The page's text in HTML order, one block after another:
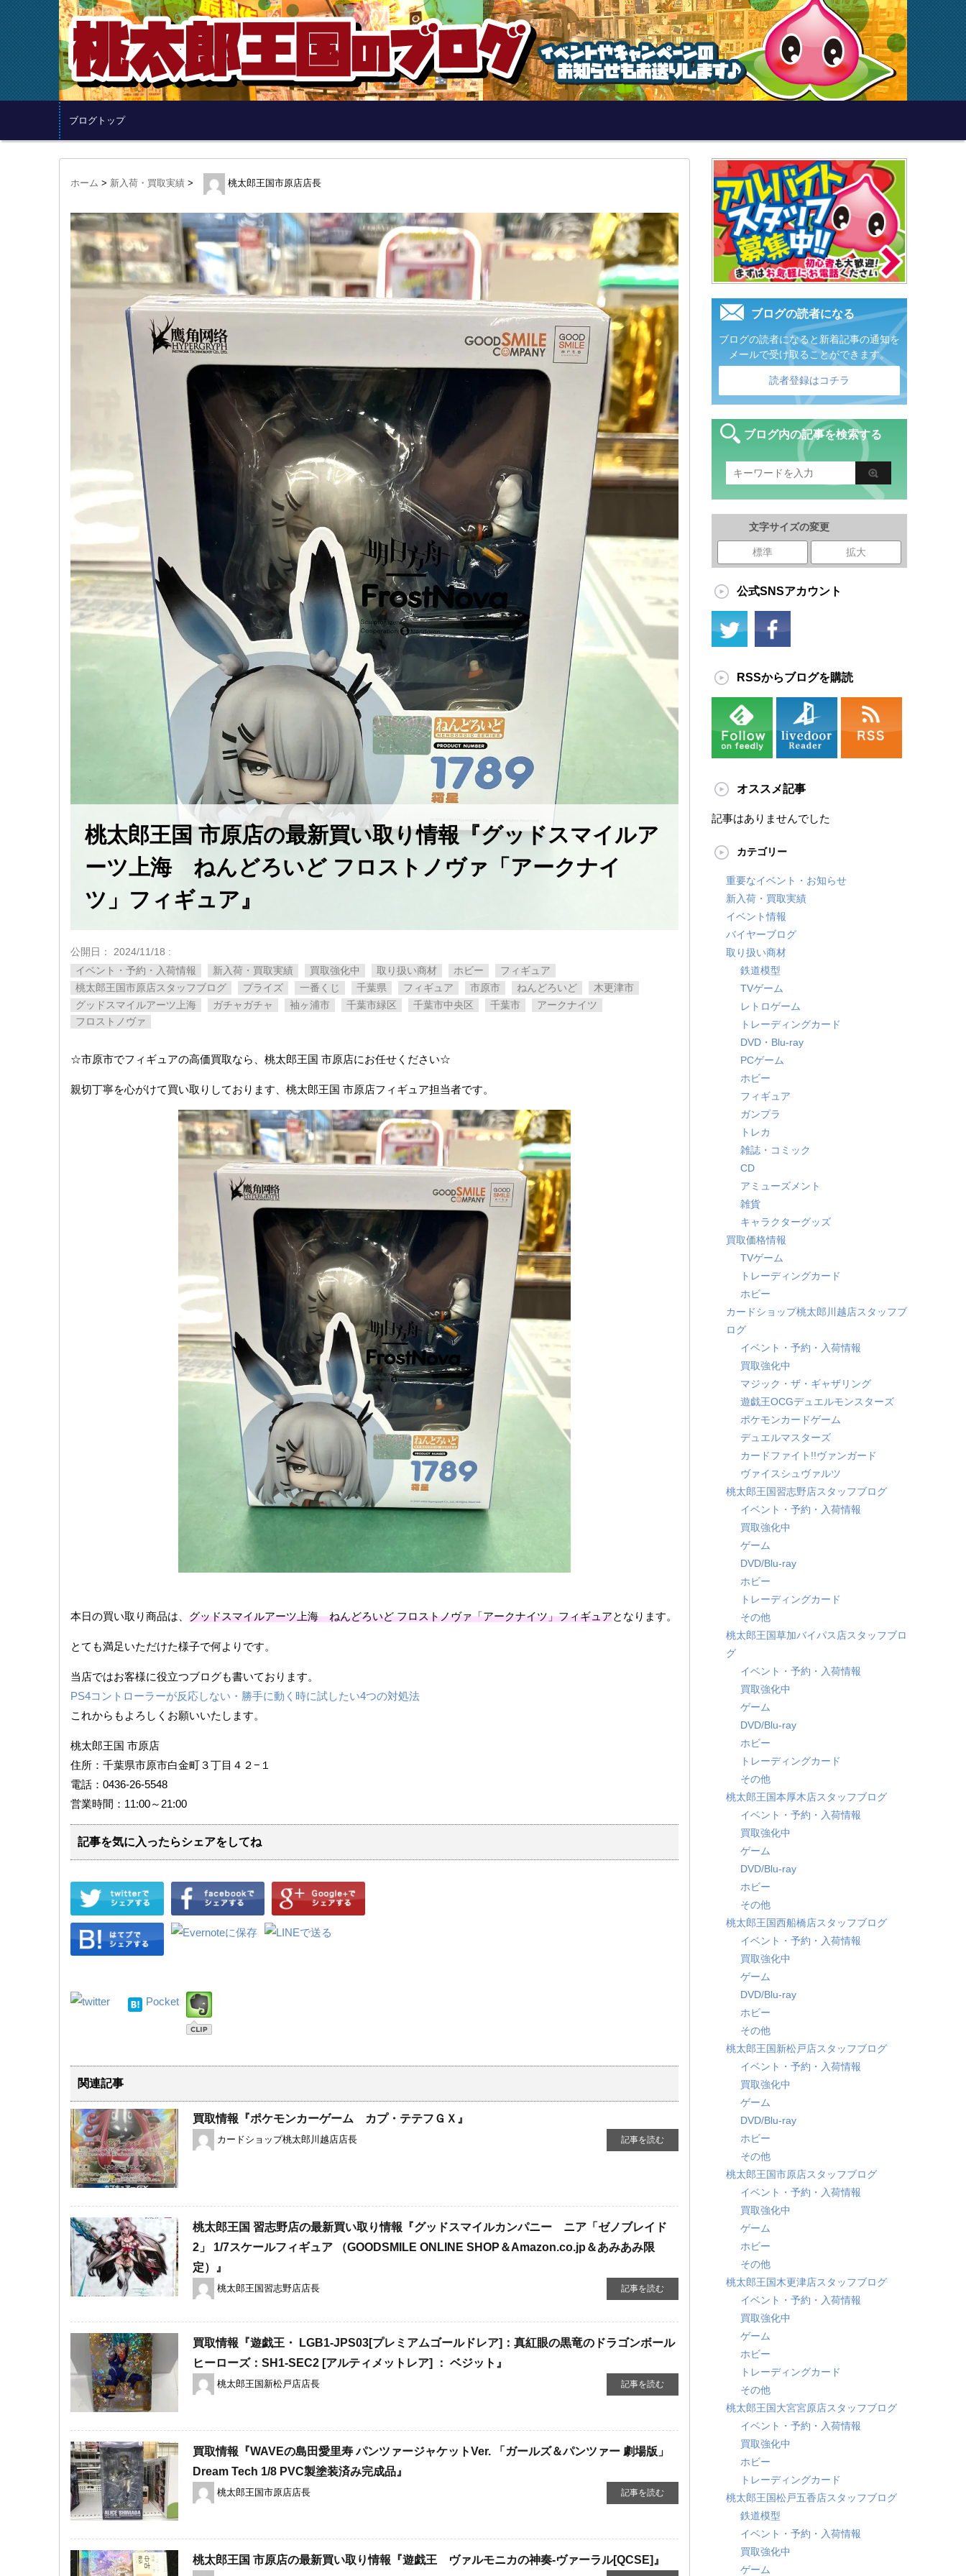
ブログトップ
ホーム > 新入荷・買取実績 > 桃太郎王国市原店店長
桃太郎王国 市原店の最新買い取り情報『グッドスマイルア
ーツ上海 ねんどろいど フロストノヴァ「アークナイ
ツ」フィギュア』
公開日： 2024/11/18 :
イベント・予約・入荷情報
新入荷・買取実績 買取強化中 取り扱い商材 ホビー
フィギュア
桃太郎王国市原店スタッフブログ
プライズ 一番くじ 千葉県 フィギュア 市原市 ねんどろいど
木更津市
グッドスマイルアーツ上海
ガチャガチャ 袖ヶ浦市 千葉市緑区 千葉市中央区 千葉市
アークナイツ
フロストノヴァ
☆市原市でフィギュアの高価買取なら、桃太郎王国 市原店にお任せください☆
親切丁寧を心がけて買い取りしております、桃太郎王国 市原店フィギュア担当者です。
本日の買い取り商品は、 グッドスマイルアーツ上海 ねんどろいど フロストノヴァ「アークナイツ」フィギュアとなります。
とても満足いただけた様子で何よりです。
当店ではお客様に役立つブログも書いております。
PS4コントローラーが反応しない・勝手に動く時に試したい4つの対処法
これからもよろしくお願いいたします。
桃太郎王国 市原店
住所：千葉県市原市白金町３丁目４２−１
電話：0436-26-5548
営業時間：11:00～21:00
記事を気に入ったらシェアをしてね
Pocket
関連記事
買取情報『ポケモンカーゲーム カプ・テテフＧＸ』
カードショップ桃太郎川越店店長 記事を読む
桃太郎王国 習志野店の最新買い取り情報『グッドスマイルカンパニー ニア「ゼノブレイド
2」 ​1/7スケールフィギュア （​GOODSMILE ​ONLINE ​SHOP＆Amazon.co.jp＆あみあみ限
定）』
桃太郎王国習志野店店長 記事を読む
買取情報『遊戯王・ LGB1-JPS03[プレミアムゴールドレア]：真紅眼の黒竜のドラゴンボール
ヒーローズ：SH1-SEC2 [アルティメットレア] ： ベジット』
桃太郎王国新松戸店店長 記事を読む
買取情報『WAVEの島田愛里寿 ​パンツァージャケットVer. ​「ガールズ＆パンツァー ​劇場版」 ​
Dream ​Tech ​1/8 ​PVC製塗装済み完成品』
桃太郎王国市原店店長 記事を読む
桃太郎王国 市原店の最新買い取り情報『遊戯王 ヴァルモニカの神奏-ヴァーラル[QCSE]』
ブログの読者になる
ブログの読者になると新着記事の通知を
メールで受け取ることができます。
読者登録はコチラ
ブログ内の記事を検索する
文字サイズの変更
標準 拡大
公式SNSアカウント
RSSからブログを購読
オススメ記事
記事はありませんでした
カテゴリー
重要なイベント・お知らせ
新入荷・買取実績
イベント情報
バイヤーブログ
取り扱い商材
鉄道模型
TVゲーム
レトロゲーム
トレーディングカード
DVD・Blu-ray
PCゲーム
ホビー
フィギュア
ガンプラ
トレカ
雑誌・コミック
CD
アミューズメント
雑貨
キャラクターグッズ
買取価格情報
TVゲーム
トレーディングカード
ホビー
カードショップ桃太郎川越店スタッフブ
ログ
イベント・予約・入荷情報
買取強化中
マジック・ザ・ギャザリング
遊戯王OCGデュエルモンスターズ
ポケモンカードゲーム
デュエルマスターズ
カードファイト!!ヴァンガード
ヴァイスシュヴァルツ
桃太郎王国習志野店スタッフブログ
イベント・予約・入荷情報
買取強化中
ゲーム
DVD/Blu-ray
ホビー
トレーディングカード
その他
桃太郎王国草加バイパス店スタッフブロ
グ
イベント・予約・入荷情報
買取強化中
ゲーム
DVD/Blu-ray
ホビー
トレーディングカード
その他
桃太郎王国本厚木店スタッフブログ
イベント・予約・入荷情報
買取強化中
ゲーム
DVD/Blu-ray
ホビー
その他
桃太郎王国西船橋店スタッフブログ
イベント・予約・入荷情報
買取強化中
ゲーム
DVD/Blu-ray
ホビー
その他
桃太郎王国新松戸店スタッフブログ
イベント・予約・入荷情報
買取強化中
ゲーム
DVD/Blu-ray
ホビー
その他
桃太郎王国市原店スタッフブログ
イベント・予約・入荷情報
買取強化中
ゲーム
ホビー
その他
桃太郎王国木更津店スタッフブログ
イベント・予約・入荷情報
買取強化中
ゲーム
ホビー
トレーディングカード
その他
桃太郎王国大宮宮原店スタッフブログ
イベント・予約・入荷情報
買取強化中
ホビー
トレーディングカード
桃太郎王国松戸五香店スタッフブログ
鉄道模型
イベント・予約・入荷情報
買取強化中
ゲーム